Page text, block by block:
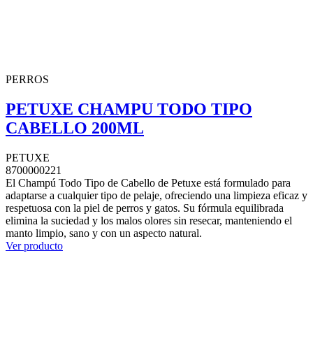
PERROS
PETUXE CHAMPU TODO TIPO
CABELLO 200ML
PETUXE
8700000221
El Champú Todo Tipo de Cabello de Petuxe está formulado para
adaptarse a cualquier tipo de pelaje, ofreciendo una limpieza eficaz y
respetuosa con la piel de perros y gatos. Su fórmula equilibrada
elimina la suciedad y los malos olores sin resecar, manteniendo el
manto limpio, sano y con un aspecto natural.
Ver producto